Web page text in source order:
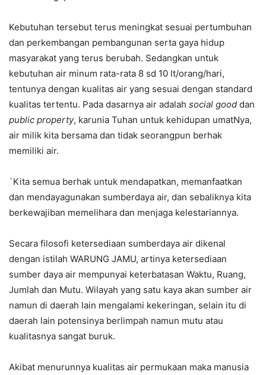
Kebutuhan tersebut terus meningkat sesuai pertumbuhan
dan perkembangan pembangunan serta gaya hidup
masyarakat yang terus berubah. Sedangkan untuk
kebutuhan air minum rata-rata 8 sd 10 lt/orang/hari,
tentunya dengan kualitas air yang sesuai dengan standard
kualitas tertentu. Pada dasarnya air adalah social good dan
public property, karunia Tuhan untuk kehidupan umatNya,
air milik kita bersama dan tidak seorangpun berhak
memiliki air.
`Kita semua berhak untuk mendapatkan, memanfaatkan
dan mendayagunakan sumberdaya air, dan sebaliknya kita
berkewajiban memelihara dan menjaga kelestariannya.
Secara filosofi ketersediaan sumberdaya air dikenal
dengan istilah WARUNG JAMU, artinya ketersediaan
sumber daya air mempunyai keterbatasan Waktu, Ruang,
Jumlah dan Mutu. Wilayah yang satu kaya akan sumber air
namun di daerah lain mengalami kekeringan, selain itu di
daerah lain potensinya berlimpah namun mutu atau
kualitasnya sangat buruk.
Akibat menurunnya kualitas air permukaan maka manusia